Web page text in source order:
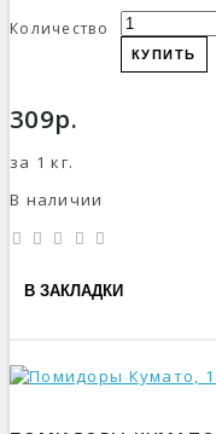
Количество
КУПИТЬ
309р.
за 1 кг.
В наличии
В ЗАКЛАДКИ